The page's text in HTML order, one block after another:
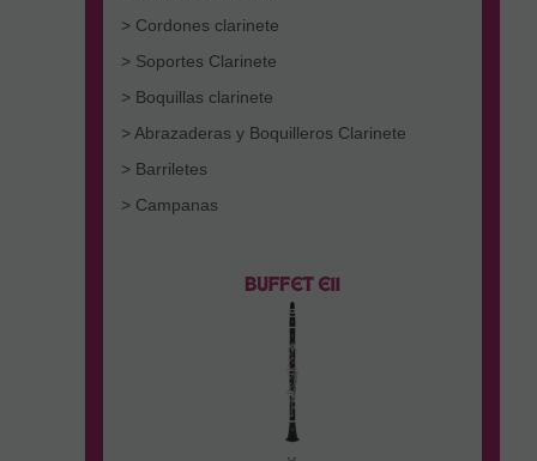
> Cordones clarinete
> Soportes Clarinete
> Boquillas clarinete
> Abrazaderas y Boquilleros Clarinete
> Barriletes
> Campanas